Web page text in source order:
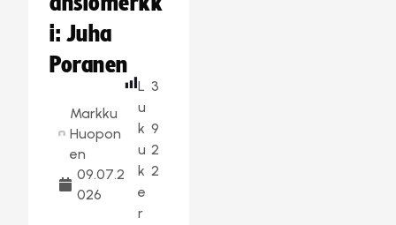
i: Juha
Poranen
Markku
Huopon
en
09.07.2
026
L
u
k
u
k
e
r
3
9
2
2